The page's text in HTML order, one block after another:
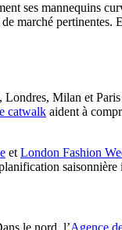
ses mannequins
marché pertinentes.
Milan et
catwalk aident à
et London Fashion
saisonnière
le nord, l’Agence